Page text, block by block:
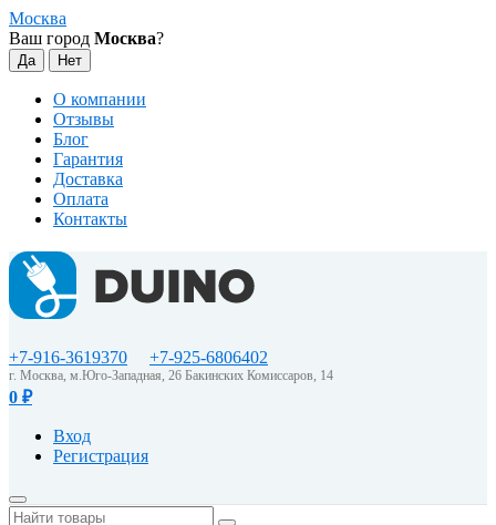
Москва
Ваш город Москва?
О компании
Отзывы
Блог
Гарантия
Доставка
Оплата
Контакты
+7-916-3619370 +7-925-6806402
г. Москва, м.Юго-Западная, 26 Бакинских Комиссаров, 14
0 ₽
Вход
Регистрация